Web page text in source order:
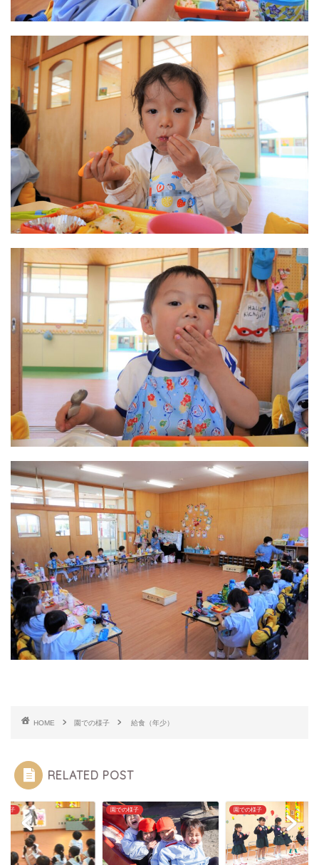
HOME 園での様子 給食（年少）
RELATED POST
様子 園での様子 園での様子